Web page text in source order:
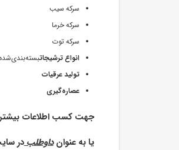
سرکه سیب
سرکه خرما
سرکه توت
انواع ترشیجات
تولید عرقیات
عصاره‌گیری
جهت کسب اطلاعات
یا به عنوانداوطلبدر